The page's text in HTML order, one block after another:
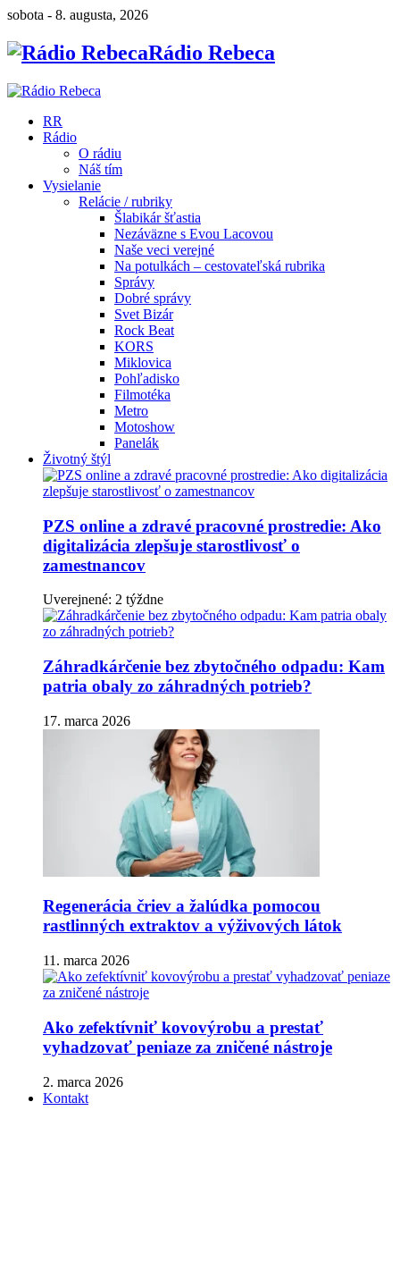
sobota - 8. augusta, 2026
Rádio Rebeca
RR
Rádio
O rádiu
Náš tím
Vysielanie
Relácie / rubriky
Šlabikár šťastia
Nezáväzne s Evou Lacovou
Naše veci verejné
Na potulkách – cestovateľská rubrika
Správy
Dobré správy
Svet Bizár
Rock Beat
KORS
Miklovica
Pohľadisko
Filmotéka
Metro
Motoshow
Panelák
Životný štýl
PZS online a zdravé pracovné prostredie: Ako
digitalizácia zlepšuje starostlivosť o
zamestnancov
Uverejnené: 2 týždne
Záhradkárčenie bez zbytočného odpadu: Kam
patria obaly zo záhradných potrieb?
17. marca 2026
Regenerácia čriev a žalúdka pomocou
rastlinných extraktov a výživových látok
11. marca 2026
Ako zefektívniť kovovýrobu a prestať
vyhadzovať peniaze za zničené nástroje
2. marca 2026
Kontakt